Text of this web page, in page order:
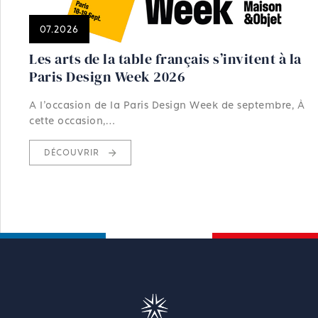
07.2026
Les arts de la table français s’invitent à la
Paris Design Week 2026
A l'occasion de la Paris Design Week de septembre, À
cette occasion,…
DÉCOUVRIR